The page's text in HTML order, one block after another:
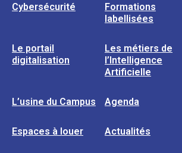
Cybersécurité
Formations
labellisées
Le portail
digitalisation
Les métiers de
l’Intelligence
Artificielle
L’usine du Campus Agenda
Espaces à louer Actualités